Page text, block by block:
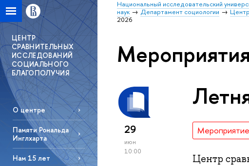
Национальный исследовательский
наук
Департамент социологии
2026
ЦЕНТР
СРАВНИТЕЛЬНЫХ
ИССЛЕДОВАНИЙ
СОЦИАЛЬНОГО
БЛАГОПОЛУЧИЯ
О центре
Памяти Рональда
Инглхарта
Нам 15 лет
Мероприятия
29
июн
10:00
Центр